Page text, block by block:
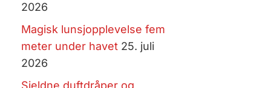
2026
Magisk lunsjopplevelse fem
meter under havet 25. juli
2026
Sjeldne duftdråper og